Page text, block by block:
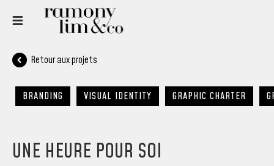
Retour aux projets
BRANDING VISUAL IDENTITY GRAPHIC CHARTER
UNE HEURE POUR SOI